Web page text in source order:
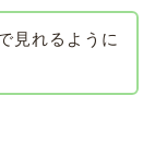
見れるように